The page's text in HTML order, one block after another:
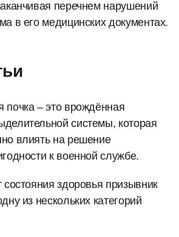
перечнем нарушений
в его медицинских документах.
почка – это врождённая
системы, которая
влиять на решение
к военной службе.
состояния здоровья призывник
из нескольких категорий